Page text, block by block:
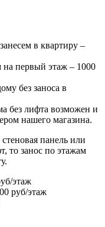
в квартиру –
на первый этаж – 1000
без заноса в
без лифта возможен и
нашего магазина.
панель или
то занос по этажам
этаж
руб/этаж